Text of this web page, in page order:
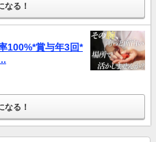
なる！
100%*賞与年3回*
なる！